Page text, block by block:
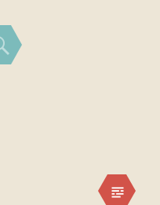
Suchen